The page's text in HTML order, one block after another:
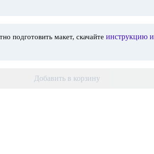
подготовить макет, скачайте инструкцию и
Добавить в корзину